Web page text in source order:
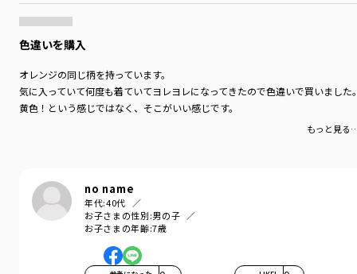
色違いを購入
オレンジの同じ柄を持っています。
気に入っていて何度も着ていてヨレヨレになってきたので色違いで買いました
黄色！という感じではなく、そこがいい感じです。
もっと見る
no name
年代:40代
お子さまの性別:男の子
お子さまの年齢:7歳